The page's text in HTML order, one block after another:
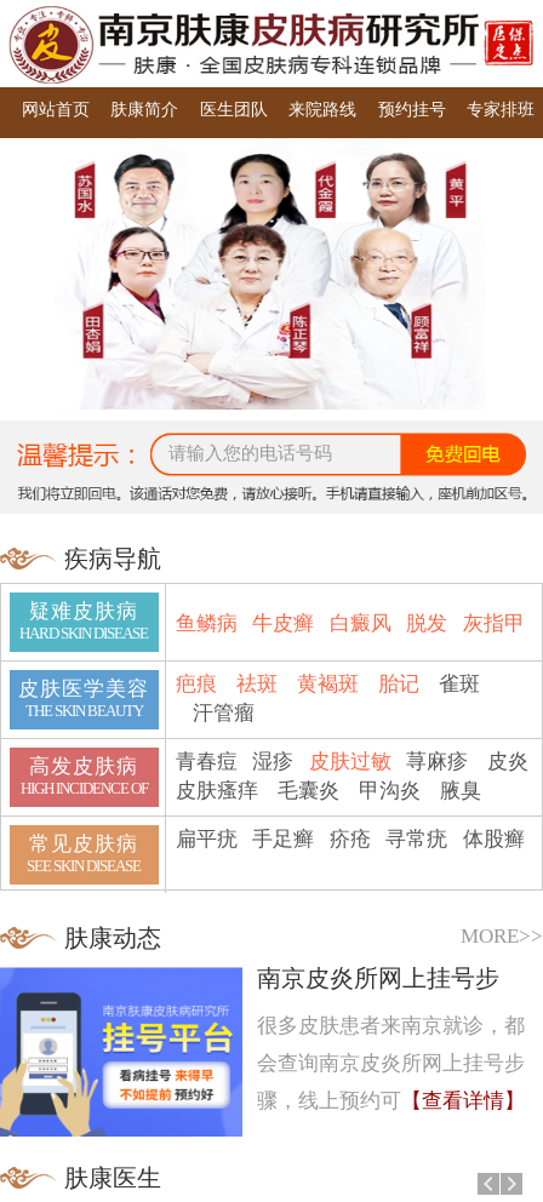
网站首页 肤康简介 医生团队 来院路线 预约挂号 专家排班
疾病导航
疑难皮肤病
HARD SKIN DISEASE 鱼鳞病 牛皮癣 白癜风 脱发 灰指甲
皮肤医学美容
THE SKIN BEAUTY
疤痕 祛斑 黄褐斑 胎记
雀斑
汗管瘤
高发皮肤病
HIGH INCIDENCE OF
青春痘 湿疹 皮肤过敏 荨麻疹
皮炎
皮肤瘙痒
毛囊炎 甲沟炎 腋臭
常见皮肤病
SEE SKIN DISEASE
扁平疣 手足癣 疥疮 寻常疣 体股癣
肤康动态 MORE>>
南京皮炎所网上挂号步
很多皮肤患者来南京就诊，都
会查询南京皮炎所网上挂号步
骤，线上预约可 【查看详情】
肤康医生